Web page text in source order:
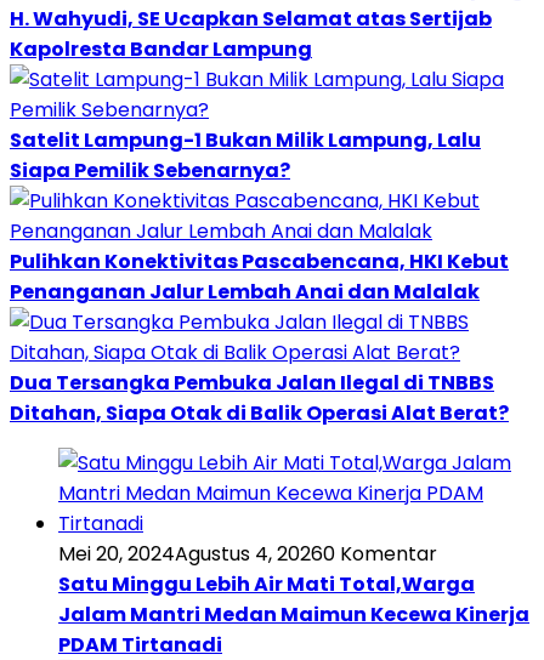
H. Wahyudi, SE Ucapkan Selamat atas Sertijab
Kapolresta Bandar Lampung
Satelit Lampung-1 Bukan Milik Lampung, Lalu
Siapa Pemilik Sebenarnya?
Pulihkan Konektivitas Pascabencana, HKI Kebut
Penanganan Jalur Lembah Anai dan Malalak
Dua Tersangka Pembuka Jalan Ilegal di TNBBS
Ditahan, Siapa Otak di Balik Operasi Alat Berat?
Mei 20, 2024Agustus 4, 20260 Komentar
Satu Minggu Lebih Air Mati Total,Warga
Jalam Mantri Medan Maimun Kecewa Kinerja
PDAM Tirtanadi